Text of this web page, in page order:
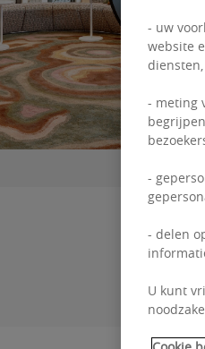
- uw
website
- meting
-
- delen
U kunt